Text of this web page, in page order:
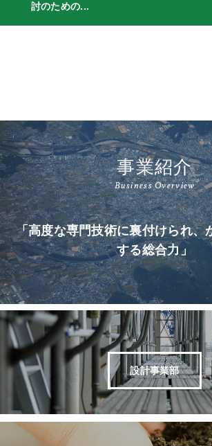
討のための...
事業紹介
Business Overview
「高度な専門技術に裏付けられ、
する総合力」
設計事業部